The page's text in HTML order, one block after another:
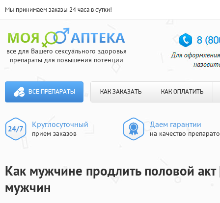
Мы принимаем заказы 24 часа в сутки!
все для Вашего сексуального здоровья
препараты для повышения потенции
ВСЕ ПРЕПАРАТЫ КАК ЗАКАЗАТЬ КАК ОПЛАТИТЬ
Круглосуточный
прием заказов
Даем гарантии
на качество
Как мужчине продлить половой акт
мужчин